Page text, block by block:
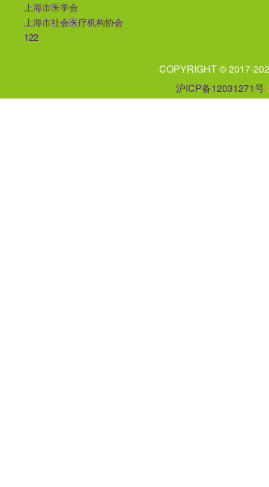
上海市医学会
上海市社会医疗机构协会
122
COPYRIGHT © 2017-
沪ICP备12031271号